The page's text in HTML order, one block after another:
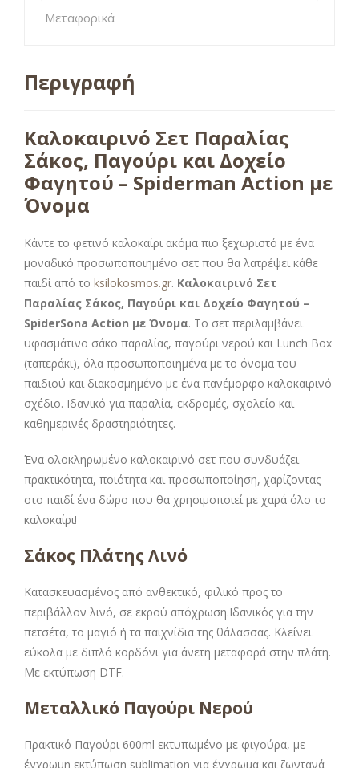
Μεταφορικά
Περιγραφή
Καλοκαιρινό Σετ Παραλίας
Σάκος, Παγούρι και Δοχείο
Φαγητού – Spiderman Action με
Όνομα
Κάντε το φετινό καλοκαίρι ακόμα πιο ξεχωριστό με ένα
μοναδικό προσωποποιημένο σετ που θα λατρέψει κάθε
παιδί από το ksilokosmos.gr. Καλοκαιρινό Σετ
Παραλίας Σάκος, Παγούρι και Δοχείο Φαγητού –
SpiderSona Action με Όνομα. Το σετ περιλαμβάνει
υφασμάτινο σάκο παραλίας, παγούρι νερού και Lunch Box
(ταπεράκι), όλα προσωποποιημένα με το όνομα του
παιδιού και διακοσμημένο με ένα πανέμορφο καλοκαιρινό
σχέδιο. Ιδανικό για παραλία, εκδρομές, σχολείο και
καθημερινές δραστηριότητες.
Ένα ολοκληρωμένο καλοκαιρινό σετ που συνδυάζει
πρακτικότητα, ποιότητα και προσωποποίηση, χαρίζοντας
στο παιδί ένα δώρο που θα χρησιμοποιεί με χαρά όλο το
καλοκαίρι!
Σάκος Πλάτης Λινό
Κατασκευασμένος από ανθεκτικό, φιλικό προς το
περιβάλλον λινό, σε εκρού απόχρωση.Ιδανικός για την
πετσέτα, το μαγιό ή τα παιχνίδια της θάλασσας. Κλείνει
εύκολα με διπλό κορδόνι για άνετη μεταφορά στην πλάτη.
Με εκτύπωση DTF.
Μεταλλικό Παγούρι Νερού
Πρακτικό Παγούρι 600ml εκτυπωμένο με φιγούρα, με
έγχρωμη εκτύπωση sublimation για έγχρωμα και ζωντανά